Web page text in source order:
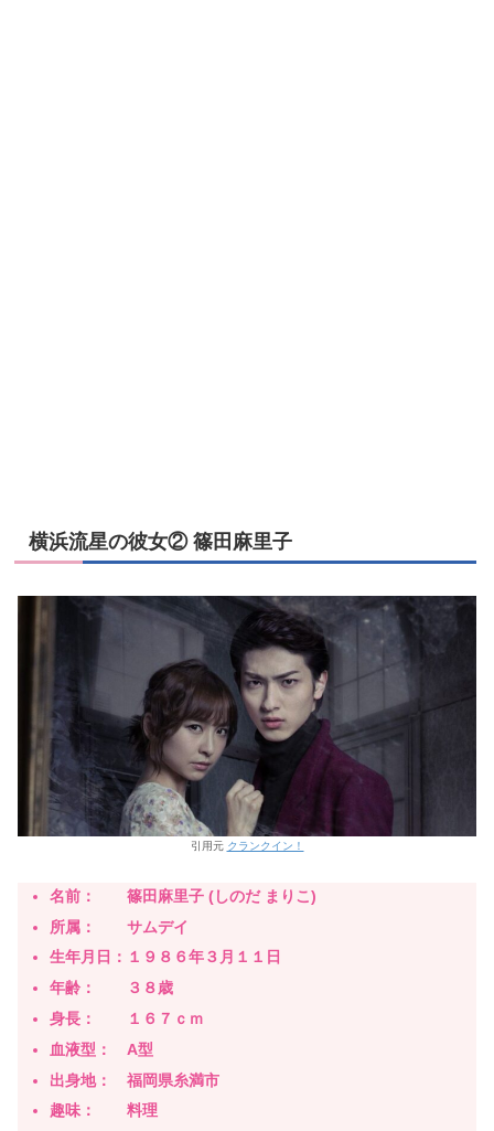
横浜流星の彼女② 篠田麻里子
引用元 クランクイン！
名前： 篠田麻里子 (しのだ まりこ)
所属： サムデイ
生年月日：１９８６年３月１１日
年齢： ３８歳
身長： １６７ｃｍ
血液型： A型
出身地： 福岡県糸満市
趣味： 料理